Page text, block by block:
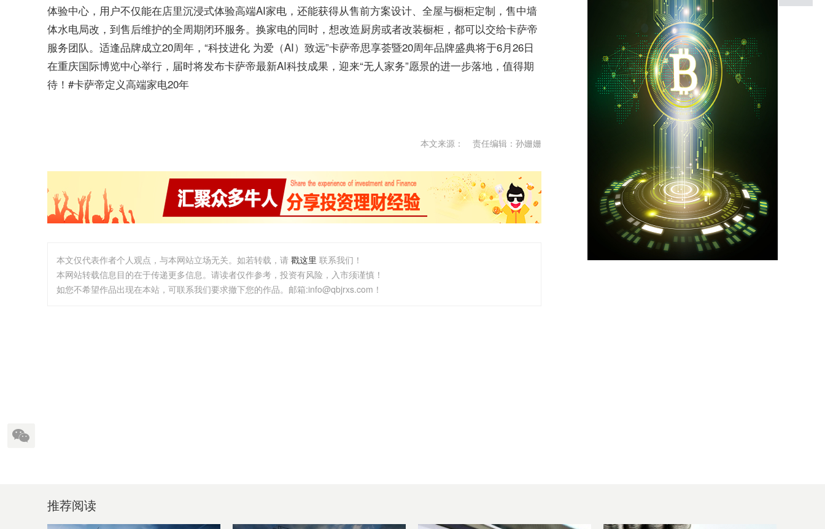
体验中心，用户不仅能在店里沉浸式体验高端AI家电，还能获得从售前方案设计、全屋与橱柜定制，售中墙
体水电局改，到售后维护的全周期闭环服务。换家电的同时，想改造厨房或者改装橱柜，都可以交给卡萨帝
服务团队。适逢品牌成立20周年，“科技进化 为爱（AI）致远”卡萨帝思享荟暨20周年品牌盛典将于6月26日
在重庆国际博览中心举行，届时将发布卡萨帝最新AI科技成果，迎来“无人家务”愿景的进一步落地，值得期
待！#卡萨帝定义高端家电20年
本文来源： 责任编辑：孙姗姗
本文仅代表作者个人观点，与本网站立场无关。如若转载，请 戳这里 联系我们！
本网站转载信息目的在于传递更多信息。请读者仅作参考，投资有风险，入市须谨慎！
如您不希望作品出现在本站，可联系我们要求撤下您的作品。邮箱:info@qbjrxs.com！
推荐阅读